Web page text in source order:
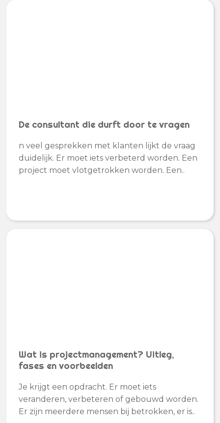
De consultant die durft door te vragen
n veel gesprekken met klanten lijkt de vraag
duidelijk. Er moet iets verbeterd worden. Een
project moet vlotgetrokken worden. Een..
Wat is projectmanagement? Uitleg,
fases en voorbeelden
Je krijgt een opdracht. Er moet iets
veranderen, verbeteren of gebouwd worden.
Er zijn meerdere mensen bij betrokken, er is..